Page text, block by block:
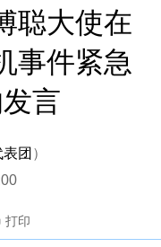
聪大使在
事件紧急
言
团 ）
打印